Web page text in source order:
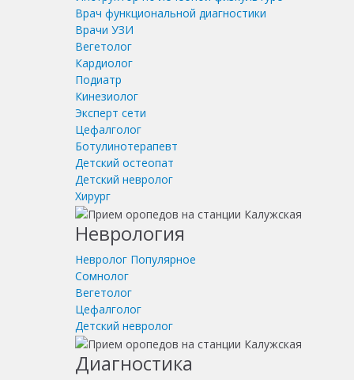
Врач функциональной диагностики
Врачи УЗИ
Вегетолог
Кардиолог
Подиатр
Кинезиолог
Эксперт сети
Цефалголог
Ботулинотерапевт
Детский остеопат
Детский невролог
Хирург
Неврология
Невролог Популярное
Сомнолог
Вегетолог
Цефалголог
Детский невролог
Диагностика